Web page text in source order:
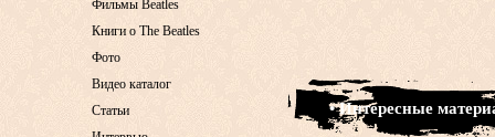
• Интересные
Фильмы Beatles
Книги о The Beatles
Фото
Видео каталог
Статьи